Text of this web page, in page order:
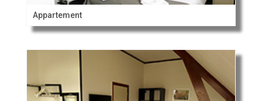
Appartement